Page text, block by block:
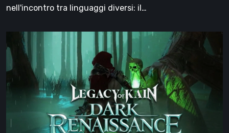
sua
grande
forza
nell'incontro tra linguaggi diversi: il…
Legacy
of
Dark
Renaissance,